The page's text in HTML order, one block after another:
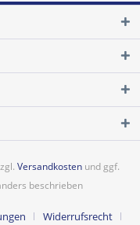
Versandkosten und ggf.
beschrieben
Widerrufsrecht